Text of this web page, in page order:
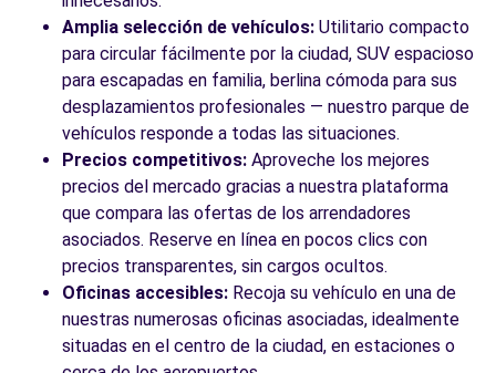
Amplia selección de vehículos: Utilitario compacto
para circular fácilmente por la ciudad, SUV espacioso
para escapadas en familia, berlina cómoda para sus
desplazamientos profesionales — nuestro parque de
vehículos responde a todas las situaciones.
Precios competitivos: Aproveche los mejores
precios del mercado gracias a nuestra plataforma
que compara las ofertas de los arrendadores
asociados. Reserve en línea en pocos clics con
precios transparentes, sin cargos ocultos.
Oficinas accesibles: Recoja su vehículo en una de
nuestras numerosas oficinas asociadas, idealmente
situadas en el centro de la ciudad, en estaciones o